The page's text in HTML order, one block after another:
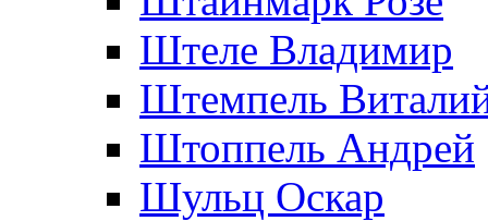
Штеле Владимир
Штемпель
Штоппель Андрей
Шульц Оскар